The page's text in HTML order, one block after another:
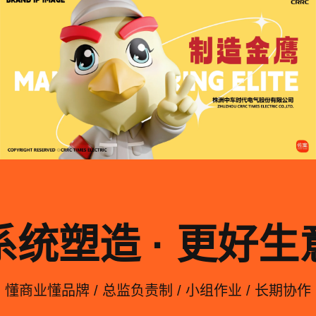
统塑造 · 更好生
懂商业懂品牌 / 总监负责制 / 小组作业 / 长期协作